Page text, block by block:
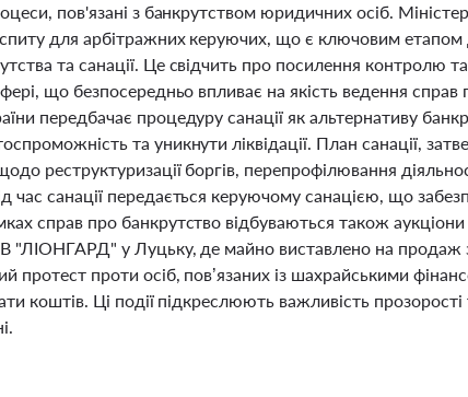
пов'язані з банкрутством юридичних осіб.
для арбітражних керуючих, що є ключовим етапом
та санації. Це свідчить про посилення контролю та
що безпосередньо впливає на якість ведення
передбачає процедуру санації як альтернативу
та уникнути ліквідації. План санації,
реструктуризації боргів, перепрофілювання
час санації передається керуючому санацією, що
справ про банкрутство відбуваються також
"ЛІОНГАРД" у Луцьку, де майно виставлено на продаж
протест проти осіб, пов’язаних із шахрайськими
коштів. Ці події підкреслюють важливість